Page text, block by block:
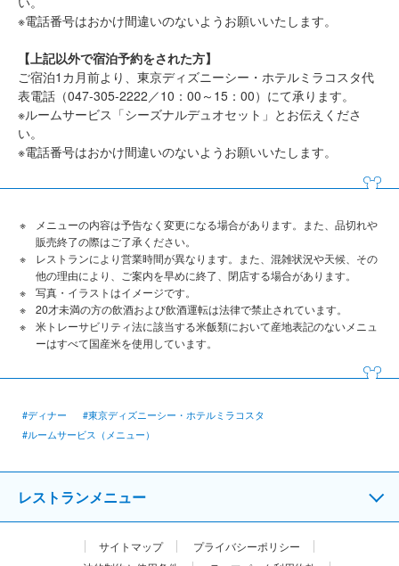
※電話番号はおかけ間違いのないようお願いいたします。
【上記以外で宿泊予約をされた方】
ご宿泊1カ月前より、東京ディズニーシー・ホテルミラコスタ代
表電話（047-305-2222／10：00～15：00）にて承ります。
※ルームサービス「シーズナルデュオセット」とお伝えくださ
い。
※電話番号はおかけ間違いのないようお願いいたします。
メニューの内容は予告なく変更になる場合があります。また、品切れや
販売終了の際はご了承ください。
レストランにより営業時間が異なります。また、混雑状況や天候、その
他の理由により、ご案内を早めに終了、閉店する場合があります。
写真・イラストはイメージです。
20才未満の方の飲酒および飲酒運転は法律で禁止されています。
米トレーサビリティ法に該当する米飯類において産地表記のないメニュ
ーはすべて国産米を使用しています。
#ディナー
#東京ディズニーシー・ホテルミラコスタ
#ルームサービス（メニュー）
レストランメニュー
サイトマップ
プライバシーポリシー